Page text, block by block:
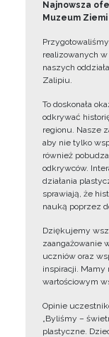
Najnowsza
Muzeum
realizowanych
naszych
Zalipiu.
To doskonała
odkrywać
regionu. Nasze
aby nie tylko
również
odkrywców.
działania
sprawiają, że
nauką poprzez
Dziękujemy
zaangażowanie
uczniów oraz
inspiracji. Mamy
wartościowym
Opinie
„Byliśmy –
plastyczne.